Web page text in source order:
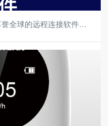
全球的远程连接软件